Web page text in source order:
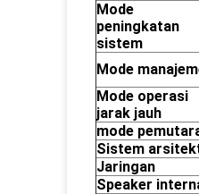
Mode
peningkatan
sistem
Mode
Mode operasi
jarak jauh
mode
Sistem
Jaringan
Speaker